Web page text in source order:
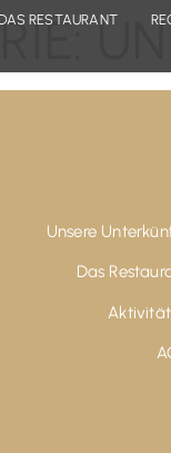
RESTAURANT
Unsere
Das